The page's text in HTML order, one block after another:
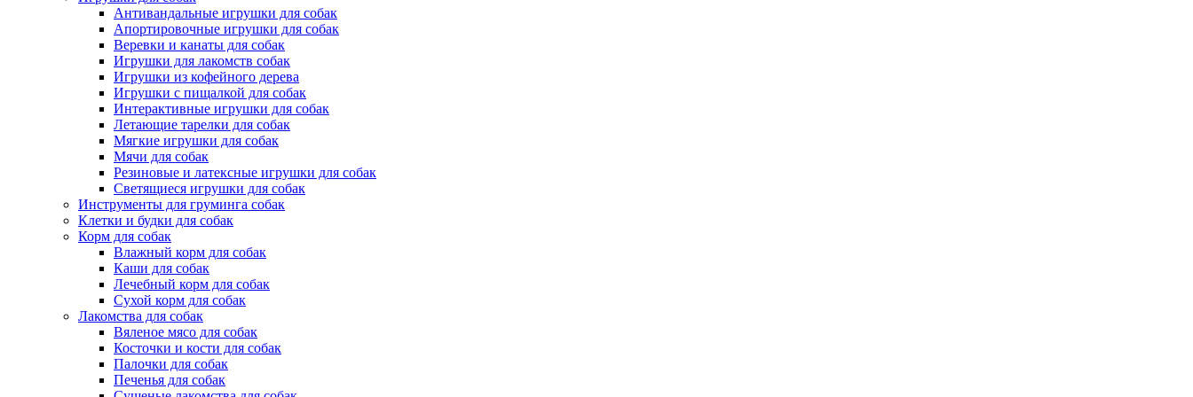
Антивандальные игрушки для собак
Апортировочные игрушки для собак
Веревки и канаты для собак
Игрушки для лакомств собак
Игрушки из кофейного дерева
Игрушки с пищалкой для собак
Интерактивные игрушки для собак
Летающие тарелки для собак
Мягкие игрушки для собак
Мячи для собак
Резиновые и латексные игрушки для собак
Светящиеся игрушки для собак
Инструменты для груминга собак
Клетки и будки для собак
Корм для собак
Влажный корм для собак
Каши для собак
Лечебный корм для собак
Сухой корм для собак
Лакомства для собак
Вяленое мясо для собак
Косточки и кости для собак
Палочки для собак
Печенья для собак